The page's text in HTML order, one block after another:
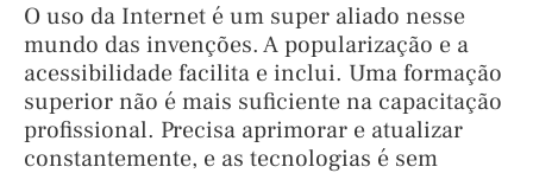
O uso da Internet é um super aliado nesse
mundo das invenções. A popularização e a
acessibilidade facilita e inclui. Uma formação
superior não é mais suficiente na capacitação
profissional. Precisa aprimorar e atualizar
constantemente, e as tecnologias é sem